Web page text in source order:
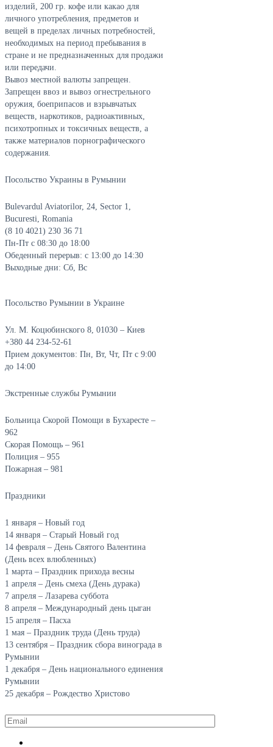
изделий, 200 гр. кофе или какао для
личного употребления, предметов и
вещей в пределах личных потребностей,
необходимых на период пребывания в
стране и не предназначенных для продажи
или передачи.
Вывоз местной валюты запрещен.
Запрещен ввоз и вывоз огнестрельного
оружия, боеприпасов и взрывчатых
веществ, наркотиков, радиоактивных,
психотропных и токсичных веществ, а
также материалов порнографического
содержания.
Посольство Украины в Румынии
Bulevardul Aviatorilor, 24, Sector 1,
Bucuresti, Romania
(8 10 4021) 230 36 71
Пн-Пт с 08:30 до 18:00
Обеденный перерыв: с 13:00 до 14:30
Выходные дни: Сб, Вс
Посольство Румынии в Украине
Ул. М. Коцюбинского 8, 01030 – Киев
+380 44 234-52-61
Прием документов: Пн, Вт, Чт, Пт с 9:00
до 14:00
Экстренные службы Румынии
Больница Скорой Помощи в Бухаресте –
962
Скорая Помощь – 961
Полиция – 955
Пожарная – 981
Праздники
1 января – Новый год
14 января – Старый Новый год
14 февраля – День Святого Валентина
(День всех влюбленных)
1 марта – Праздник прихода весны
1 апреля – День смеха (День дурака)
7 апреля – Лазарева суббота
8 апреля – Международный день цыган
15 апреля – Пасха
1 мая – Праздник труда (День труда)
13 сентября – Праздник сбора винограда в
Румынии
1 декабря – День национального единения
Румынии
25 декабря – Рождество Христово